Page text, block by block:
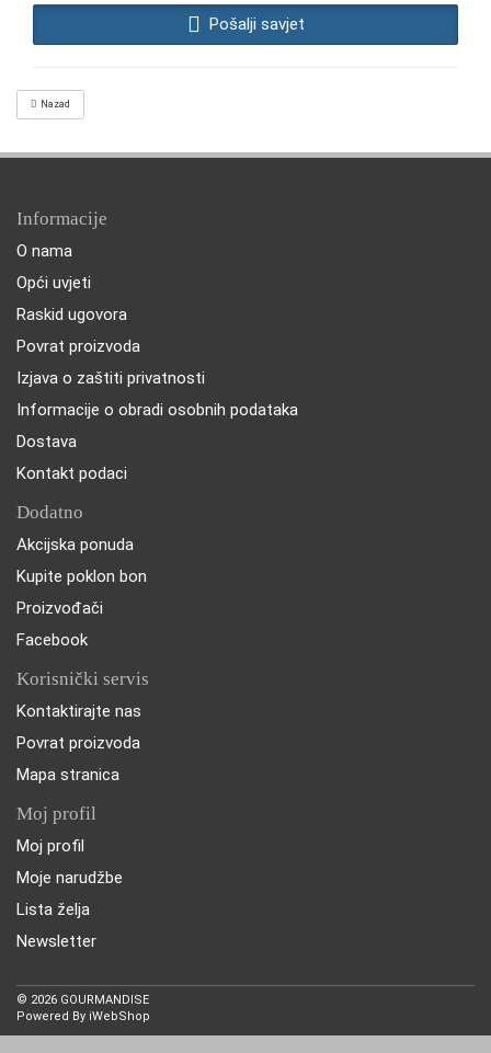
Pošalji savjet
Nazad
Informacije
O nama
Opći uvjeti
Raskid ugovora
Povrat proizvoda
Izjava o zaštiti privatnosti
Informacije o obradi osobnih podataka
Dostava
Kontakt podaci
Dodatno
Akcijska ponuda
Kupite poklon bon
Proizvođači
Facebook
Korisnički servis
Kontaktirajte nas
Povrat proizvoda
Mapa stranica
Moj profil
Moj profil
Moje narudžbe
Lista želja
Newsletter
© 2026 GOURMANDISE
Powered By iWebShop